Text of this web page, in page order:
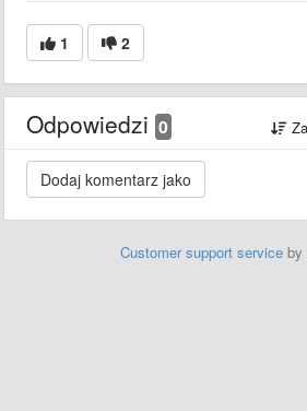
1 2
Odpowiedzi 0
Customer support service by